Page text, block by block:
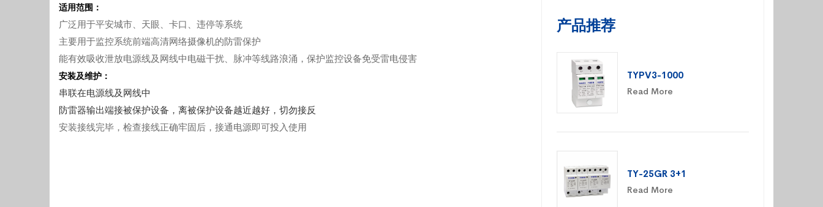
适用范围：
广泛用于平安城市、天眼、卡口、违停等系统
主要用于监控系统前端高清网络摄像机的防雷保护
能有效吸收泄放电源线及网线中电磁干扰、脉冲等线路浪涌，保护监控设备免受雷电侵害
安装及维护：
串联在电源线及网线中
防雷器输出端接被保护设备，离被保护设备越近越好，切勿接反
安装接线完毕，检查接线正确牢固后，接通电源即可投入使用
产品推荐
TYPV3-1000
Read More
TY-25GR 3+1
Read More